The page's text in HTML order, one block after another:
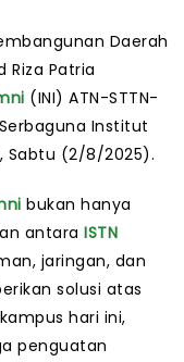
Daerah
Riza Patria
(INI) ATN-STTN-
Institut
Sabtu (2/8/2025).
bukan hanya
antara ISTN
jaringan, dan
solusi atas
hari ini,
penguatan